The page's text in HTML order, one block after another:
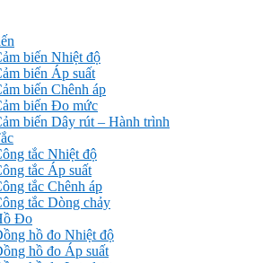
biến Nhiệt độ
biến Áp suất
biến Chênh áp
biến Đo mức
biến Dây rút – Hành trình
tắc Nhiệt độ
tắc Áp suất
tắc Chênh áp
tắc Dòng chảy
Đo
hồ đo Nhiệt độ
hồ đo Áp suất